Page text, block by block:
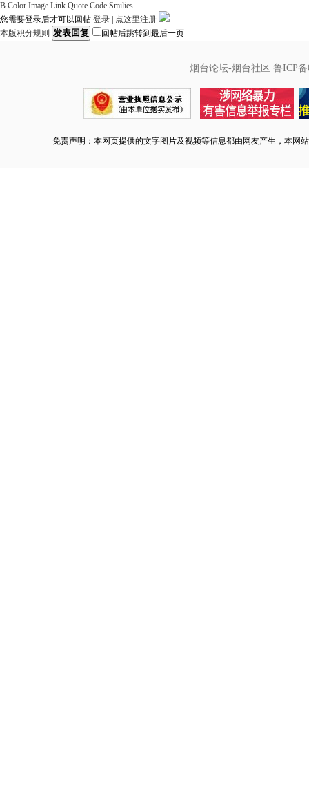
B Color Image Link Quote Code Smilies
您需要登录后才可以回帖 登录
点这里注册
本版积分规则 发表回复 回帖后跳转到最后一页
烟台论坛-烟台社区 鲁ICP备
免责声明：本网页提供的文字图片及视频等信息都由网友产生，本网